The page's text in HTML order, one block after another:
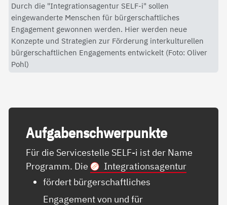
Durch die "Integrationsagentur SELF-i" sollen
eingewanderte Menschen für bürgerschaftliches
Engagement gewonnen werden. Hier werden neue
Konzepte und Strategien zur Förderung interkulturellen
bürgerschaftlichen Engagements entwickelt (Foto: Oliver
Pohl)
Auf­ga­ben­schwer­punk­te
Für die Servicestelle SELF-i ist der Name
Programm. Die
Integrationsagentur
fördert bürgerschaftliches
Engagement von und für